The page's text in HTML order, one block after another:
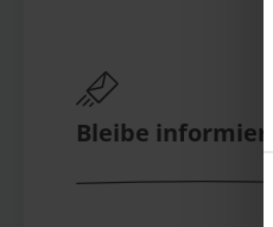
Bleibe informiert!